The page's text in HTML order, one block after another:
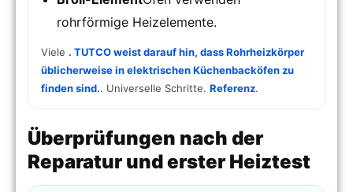
rohrförmige Heizelemente.
Viele . TUTCO weist darauf hin, dass Rohrheizkörper
üblicherweise in elektrischen Küchenbacköfen zu
finden sind.. Universelle Schritte. Referenz.
Überprüfungen nach der
Reparatur und erster Heiztest